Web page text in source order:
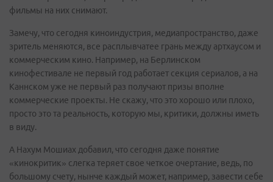
фильмы на них снимают.
Замечу, что сегодня киноиндустрия, медиапространство, даже
зритель меняются, все расплывчатее грань между артхаусом и
коммерческим кино. Например, на Берлинском
кинофестивале не первый год работает секция сериалов, а на
Каннском уже не первый раз получают призы вполне
коммерческие проекты. Не скажу, что это хорошо или плохо,
просто это та реальность, которую мы, критики, должны иметь
в виду.
А Нахум Мошиах добавил, что сегодня даже понятие
«кинокритик» слегка теряет свое четкое очертание, ведь, по
большому счету, нынче каждый может, например, завести себе